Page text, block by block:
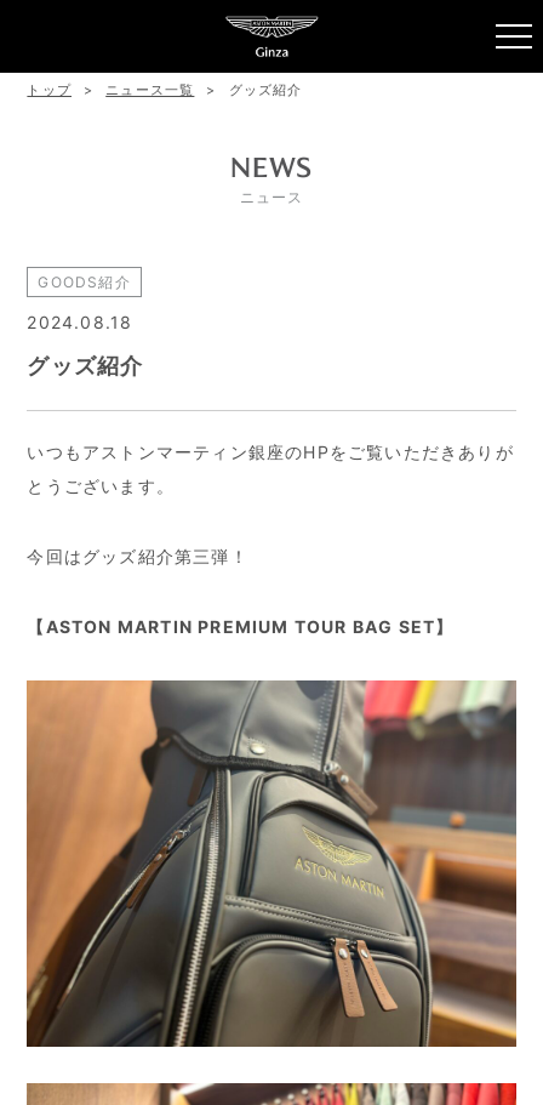
トップ ニュース一覧 グッズ紹介
NEWS
ニュース
GOODS紹介
2024.08.18
グッズ紹介
いつもアストンマーティン銀座のHPをご覧いただきありが
とうございます。
今回はグッズ紹介第三弾！
【ASTON MARTIN PREMIUM TOUR BAG SET】